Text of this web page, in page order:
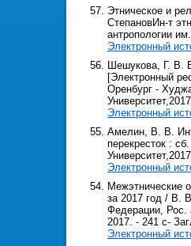
Этническое и
СтепановИн-т
антропологии
Электронный
Шешукова, Г. В.
[Электронный
Оренбург -
Электронный
Амелин, В. В.
перекресток :
Электронный
Межэтнические
за 2017 год / В.
Федерации, Рос.
2017. - 241 с-
Электронный